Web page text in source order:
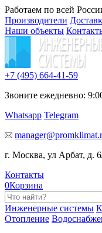
Работаем по всей
Производители
Наши объекты
+7 (495) 664-41-59
Звоните ежедневно:
Whatsapp Telegram
г. Москва, ул Арбат, д.
Контакты
0Корзина
Инженерные системы
Отопление